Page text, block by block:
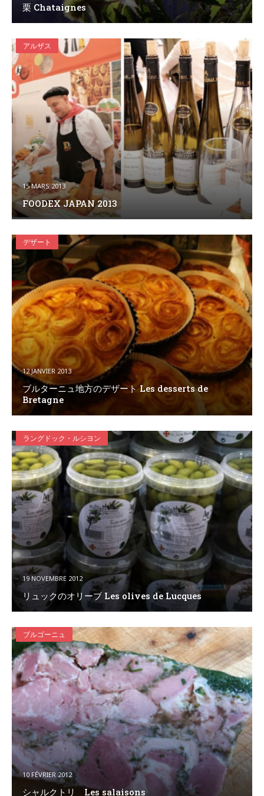
栗 Chataignes
アルザス
15 MARS 2013
FOODEX JAPAN 2013
デザート
12 JANVIER 2013
ブルターニュ地方のデザート Les desserts de
Bretagne
ラングドック・ルシヨン
19 NOVEMBRE 2012
リュックのオリーブ Les olives de Lucques
ブルゴーニュ
10 FÉVRIER 2012
シャルクトリ Les salaisons